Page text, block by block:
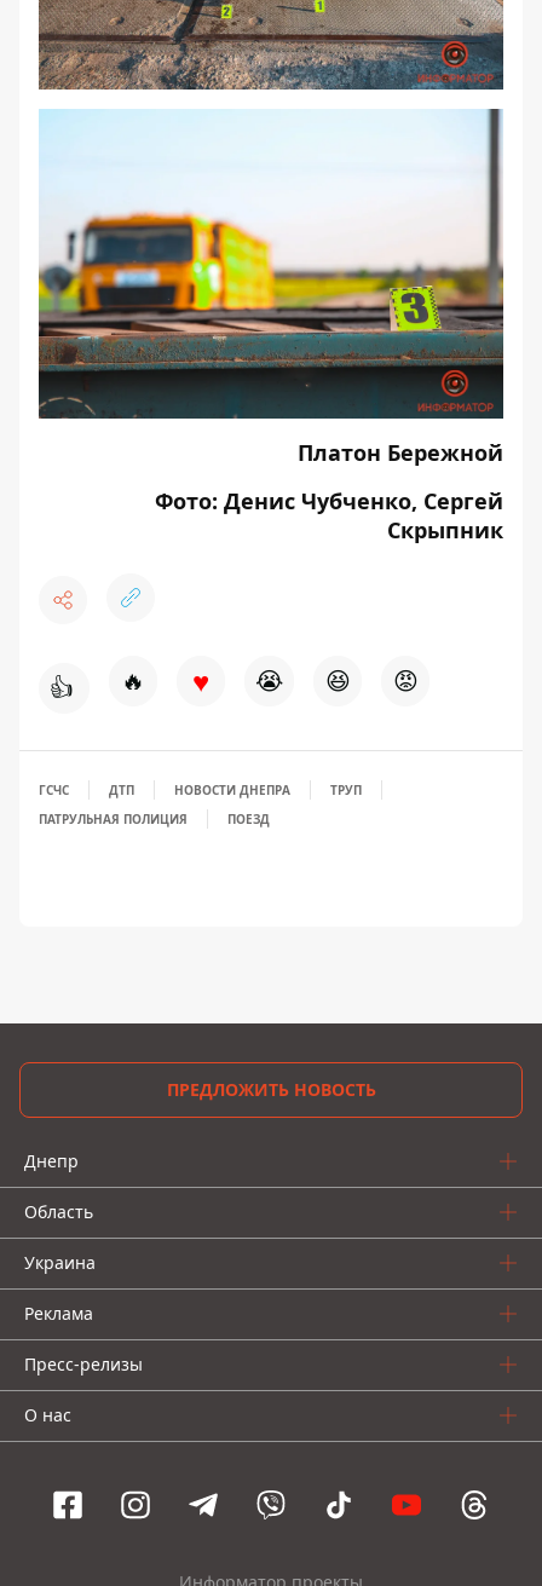
Платон Бережной
Фото: Денис Чубченко, Сергей
Скрыпник
👍 🔥 ♥ 😭 😆 😡
ГСЧС ДТП НОВОСТИ ДНЕПРА
ТРУП
ПАТРУЛЬНАЯ ПОЛИЦИЯ
ПОЕЗД
ПРЕДЛОЖИТЬ НОВОСТЬ
Днепр
Область
Украина
Реклама
Пресс-релизы
О нас